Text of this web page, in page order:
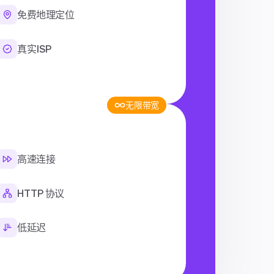
免费地理定位
真实ISP
高速连接
HTTP 协议
低延迟
无限带宽